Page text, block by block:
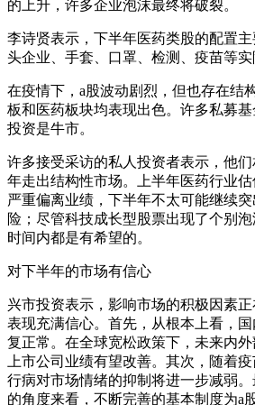
的上升，许多企业泡沫最终将破裂。
李诗贤表示，下半年医药类股的配置
头企业、手套、口罩、检测、疫苗等实
在疫情下，a股波动剧烈，但也存在结
板和医药板块均表现出色。许多私募
投资是牛市。
许多接受采访的私人投资者表示，他
年走出结构性市场。上半年医药行业
严重偏离业绩，下半年不太可能继续
险；尽管科技成长型股票出现了个别
时间内都是有希望的。
对下半年的市场有信心
兴市投资表示，影响市场的积极因素
表现充满信心。首先，从根本上看，
复正常。在全球宽松政策下，未来内外
上市公司业绩有望改善。其次，随着
行病对市场情绪的抑制将进一步减弱
的角度来看，不断完善的基本制度为a